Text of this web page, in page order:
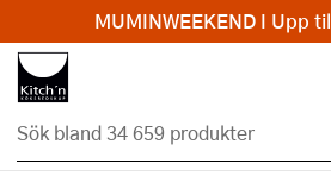
Hopp till huvudinnehållet
MUMINWEEKEND I Upp